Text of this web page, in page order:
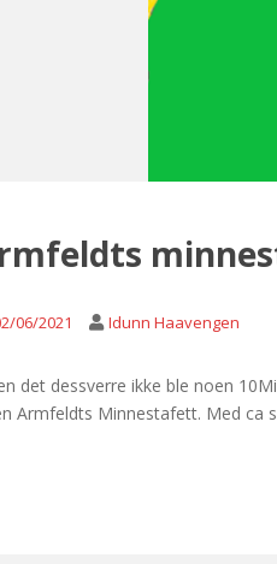
06/2021 Idunn Haavengen
det dessverre ikke ble noen
Armfeldts Minnestafett. Med ca